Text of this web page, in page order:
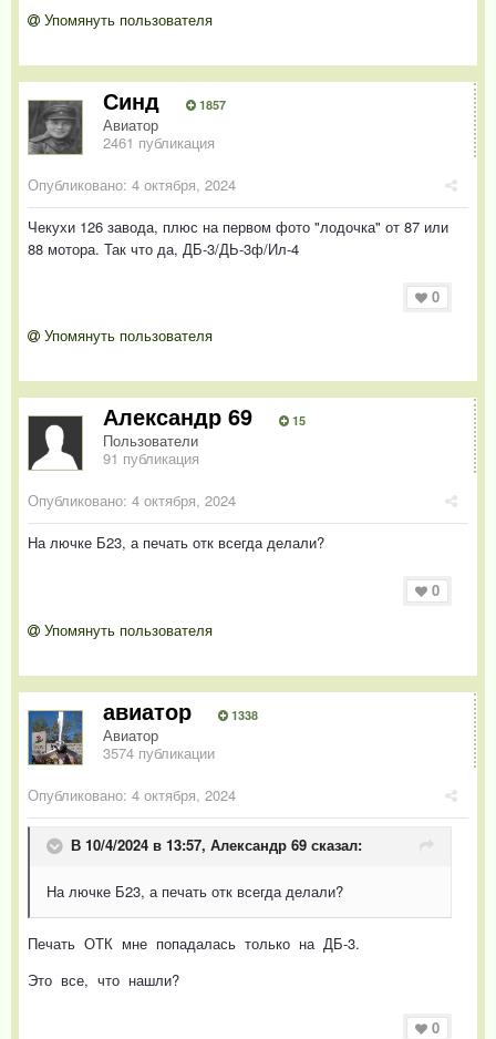
Упомянуть пользователя
Синд 1857
Авиатор
2461 публикация
Опубликовано: 4 октября, 2024
Чекухи 126 завода, плюс на первом фото "лодочка" от 87 или
88 мотора. Так что да, ДБ-3/ДЬ-3ф/Ил-4
0
Упомянуть пользователя
Александр 69 15
Пользователи
91 публикация
Опубликовано: 4 октября, 2024
На лючке Б23, а печать отк всегда делали?
0
Упомянуть пользователя
авиатор 1338
Авиатор
3574 публикации
Опубликовано: 4 октября, 2024
В 10/4/2024 в 13:57, Александр 69 сказал:
На лючке Б23, а печать отк всегда делали?
Печать ОТК мне попадалась только на ДБ-3.
Это все, что нашли?
0